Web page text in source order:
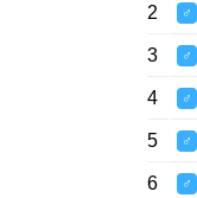
2 ♂
3 ♂
4 ♂
5 ♂
6 ♂